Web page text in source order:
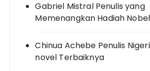
Gabriel Mistral Penulis yang
Memenangkan Hadiah
Chinua Achebe Penulis
novel Terbaiknya